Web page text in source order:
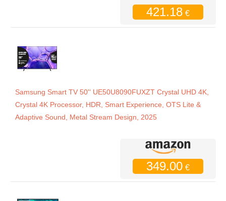
421.18 €
Samsung Smart TV 50'' UE50U8090FUXZT Crystal UHD 4K,
Crystal 4K Processor, HDR, Smart Experience, OTS Lite &
Adaptive Sound, Metal Stream Design, 2025
349.00 €